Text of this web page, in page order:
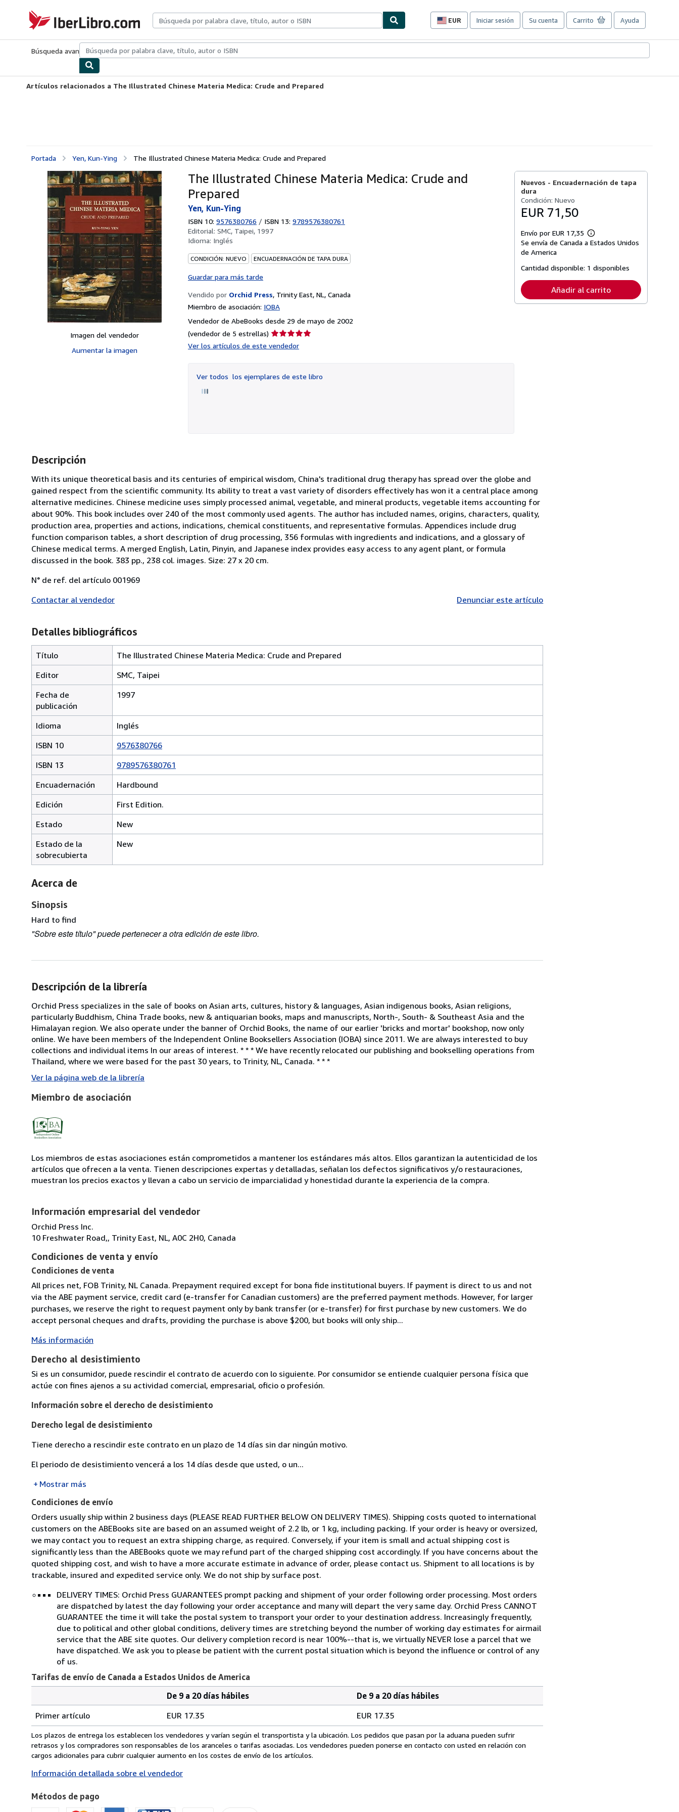
IberLibro.com
EUR
Preferencias
compra
sitio.
Iniciar sesión Su cuenta Carrito Ayuda
Búsqueda avanzadaColecciones Libros antiguosArte y coleccionismo
Artículos relacionados a The Illustrated Chinese Materia Medica: Crude and Prepared
Portada Yen, Kun-Ying The Illustrated Chinese Materia Medica: Crude and Prepared
Imagen del vendedor
Aumentar la imagen
The Illustrated Chinese Materia Medica: Crude and
Prepared
Yen, Kun-Ying
ISBN 10: 9576380766 / ISBN 13: 9789576380761
Editorial: SMC, Taipei, 1997
Idioma: Inglés
CONDICIÓN: NUEVO ENCUADERNACIÓN DE TAPA DURA
Guardar para más tarde
Vendido por Orchid Press, Trinity East, NL, Canada
Miembro de asociación: IOBA
Vendedor de AbeBooks desde 29 de mayo de 2002
(vendedor de 5 estrellas) Calificación
Ver los artículos de este vendedor
Ver todos los ejemplares de este libro
Nuevos - Encuadernación de tapa
dura
Condición: Nuevo
EUR 71,50
Envío por EUR 17,35
Más
información
tarifas
envío
Se envía de Canada a Estados Unidos
de America
Cantidad disponible: 1 disponibles
Añadir al carrito
Descripción
With its unique theoretical basis and its centuries of empirical wisdom, China's traditional drug therapy has spread over the globe and
gained respect from the scientific community. Its ability to treat a vast variety of disorders effectively has won it a central place among
alternative medicines. Chinese medicine uses simply processed animal, vegetable, and mineral products, vegetable items accounting for
about 90%. This book includes over 240 of the most commonly used agents. The author has included names, origins, characters, quality,
production area, properties and actions, indications, chemical constituents, and representative formulas. Appendices include drug
function comparison tables, a short description of drug processing, 356 formulas with ingredients and indications, and a glossary of
Chinese medical terms. A merged English, Latin, Pinyin, and Japanese index provides easy access to any agent plant, or formula
discussed in the book. 383 pp., 238 col. images. Size: 27 x 20 cm.
N° de ref. del artículo 001969
Contactar al vendedor
Denunciar este artículo
Detalles bibliográficos
Título
The Illustrated Chinese Materia Medica: Crude and Prepared
Editor
SMC, Taipei
Fecha de
publicación
1997
Idioma
Inglés
ISBN 10
9576380766
ISBN 13
9789576380761
Encuadernación
Hardbound
Edición
First Edition.
Estado
New
Estado de la
sobrecubierta
New
Acerca de
Sinopsis
Hard to find
"Sobre este título" puede pertenecer a otra edición de este libro.
Descripción de la librería
Orchid Press specializes in the sale of books on Asian arts, cultures, history & languages, Asian indigenous books, Asian religions,
particularly Buddhism, China Trade books, new & antiquarian books, maps and manuscripts, North-, South- & Southeast Asia and the
Himalayan region. We also operate under the banner of Orchid Books, the name of our earlier 'bricks and mortar' bookshop, now only
online. We have been members of the Independent Online Booksellers Association (IOBA) since 2011. We are always interested to buy
collections and individual items In our areas of interest. * * * We have recently relocated our publishing and bookselling operations from
Thailand, where we were based for the past 30 years, to Trinity, NL, Canada. * * *
Ver la página web de la librería
Miembro de asociación
Los miembros de estas asociaciones están comprometidos a mantener los estándares más altos. Ellos garantizan la autenticidad de los
artículos que ofrecen a la venta. Tienen descripciones expertas y detalladas, señalan los defectos significativos y/o restauraciones,
muestran los precios exactos y llevan a cabo un servicio de imparcialidad y honestidad durante la experiencia de la compra.
Información empresarial del vendedor
Orchid Press Inc.
10 Freshwater Road,, Trinity East, NL, A0C 2H0, Canada
Condiciones de venta y envío
Condiciones de venta
All prices net, FOB Trinity, NL Canada. Prepayment required except for bona fide institutional buyers. If payment is direct to us and not
via the ABE payment service, credit card (e-transfer for Canadian customers) are the preferred payment methods. However, for larger
purchases, we reserve the right to request payment only by bank transfer (or e-transfer) for first purchase by new customers. We do
accept personal cheques and drafts, providing the purchase is above $200, but books will only ship...
Más información
Derecho al desistimiento
Si es un consumidor, puede rescindir el contrato de acuerdo con lo siguiente. Por consumidor se entiende cualquier persona física que
actúe con fines ajenos a su actividad comercial, empresarial, oficio o profesión.
Información sobre el derecho de desistimiento
Derecho legal de desistimiento
Tiene derecho a rescindir este contrato en un plazo de 14 días sin dar ningún motivo.
El periodo de desistimiento vencerá a los 14 días desde que usted, o un...
Mostrar más
Condiciones de envío
Orders usually ship within 2 business days (PLEASE READ FURTHER BELOW ON DELIVERY TIMES). Shipping costs quoted to international
customers on the ABEBooks site are based on an assumed weight of 2.2 lb, or 1 kg, including packing. If your order is heavy or oversized,
we may contact you to request an extra shipping charge, as required. Conversely, if your item is small and actual shipping cost is
significantly less than the ABEBooks quote we may refund part of the charged shipping cost accordingly. If you have concerns about the
quoted shipping cost, and wish to have a more accurate estimate in advance of order, please contact us. Shipment to all locations is by
trackable, insured and expedited service only. We do not ship by surface post.
DELIVERY TIMES: Orchid Press GUARANTEES prompt packing and shipment of your order following order processing. Most orders
are dispatched by latest the day following your order acceptance and many will depart the very same day. Orchid Press CANNOT
GUARANTEE the time it will take the postal system to transport your order to your destination address. Increasingly frequently,
due to political and other global conditions, delivery times are stretching beyond the number of working day estimates for airmail
service that the ABE site quotes. Our delivery completion record is near 100%--that is, we virtually NEVER lose a parcel that we
have dispatched. We ask you to please be patient with the current postal situation which is beyond the influence or control of any
of us.
Tarifas de envío de Canada a Estados Unidos de America
de
envío
de
Canada
Estados
de
pedido
De 9 a 20 días hábiles
De 9 a 20 días hábiles
Primer artículo
EUR 17.35 EUR 17.35
Los plazos de entrega los establecen los vendedores y varían según el transportista y la ubicación. Los pedidos que pasan por la aduana pueden sufrir
retrasos y los compradores son responsables de los aranceles o tarifas asociadas. Los vendedores pueden ponerse en contacto con usted en relación con
cargos adicionales para cubrir cualquier aumento en los costes de envío de los artículos.
Información detallada sobre el vendedor
Métodos de pago